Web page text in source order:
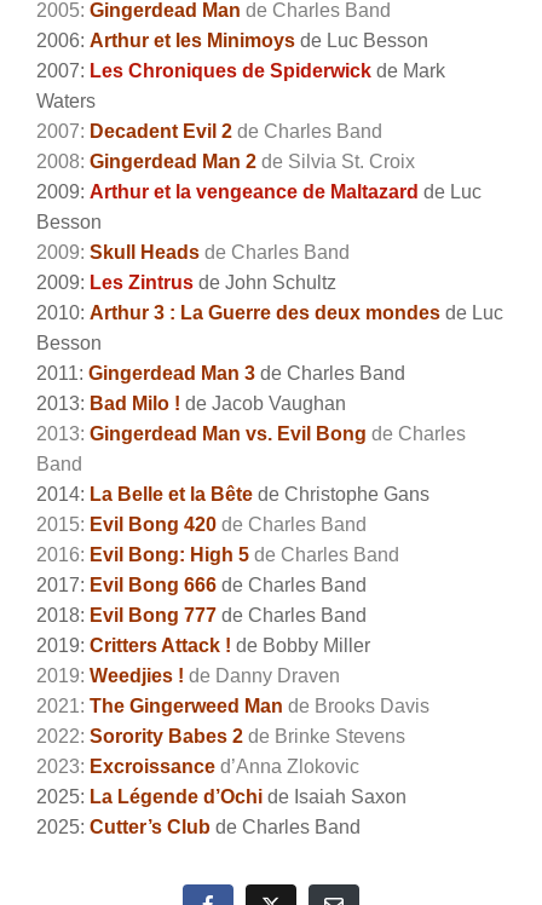
2005: Gingerdead Man de Charles Band
2006: Arthur et les Minimoys de Luc Besson
2007: Les Chroniques de Spiderwick de Mark
Waters
2007: Decadent Evil 2 de Charles Band
2008: Gingerdead Man 2 de Silvia St. Croix
2009: Arthur et la vengeance de Maltazard de Luc
Besson
2009: Skull Heads de Charles Band
2009: Les Zintrus de John Schultz
2010: Arthur 3 : La Guerre des deux mondes de Luc
Besson
2011: Gingerdead Man 3 de Charles Band
2013: Bad Milo ! de Jacob Vaughan
2013: Gingerdead Man vs. Evil Bong de Charles
Band
2014: La Belle et la Bête de Christophe Gans
2015: Evil Bong 420 de Charles Band
2016: Evil Bong: High 5 de Charles Band
2017: Evil Bong 666 de Charles Band
2018: Evil Bong 777 de Charles Band
2019: Critters Attack ! de Bobby Miller
2019: Weedjies ! de Danny Draven
2021: The Gingerweed Man de Brooks Davis
2022: Sorority Babes 2 de Brinke Stevens
2023: Excroissance d’Anna Zlokovic
2025: La Légende d’Ochi de Isaiah Saxon
2025: Cutter’s Club de Charles Band